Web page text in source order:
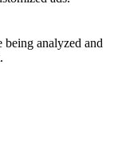
being analyzed and